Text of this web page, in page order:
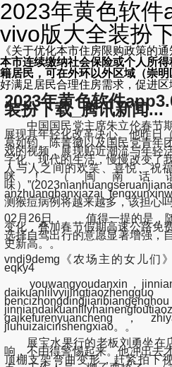
2023年黄色软件
vivo版大全装扮
《关于优化本市住房限购政策的通
本市连续缴纳社会保险或个人所
籍居民，可在外环以外区域（崇
好满足居民合理住房需求，促进区
2023年黄色软件
装扮下载_腾讯新闻...
中国国民党主席朱立伦春节期
展现其年轻化改革决心。他昨日
葛如钧、陈菁徽以及国民党青年
戏的视频，展现贴近潮流与年轻
字化、现代的生活，慢慢改变了
人与人之间的欢笑、喜悦、祝
咪！（闽南话
味）
测猴痘病例将越来越多，该担心
02月26日， 值得一提的是，随
变化，叠加春节假期高速公路免
选择自驾出行的意愿显著增强，
史新高。。
vndj9demg《农场主的女儿们
eqky4
youwangyoudanxin，
gaikefurenyuancheng，
jiuhuizaicirishengxiao。。
展宝水果行的老板刘勇坐在店
响，不由得警惕起来。他冲出去
顶棚支架弯曲变形，赶紧拍下